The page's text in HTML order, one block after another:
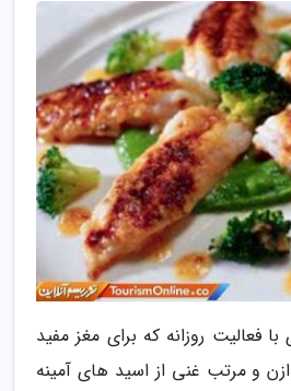
فعالیت روزانه که برای مغز مفید
و مرتب غنی از اسید های آمینه